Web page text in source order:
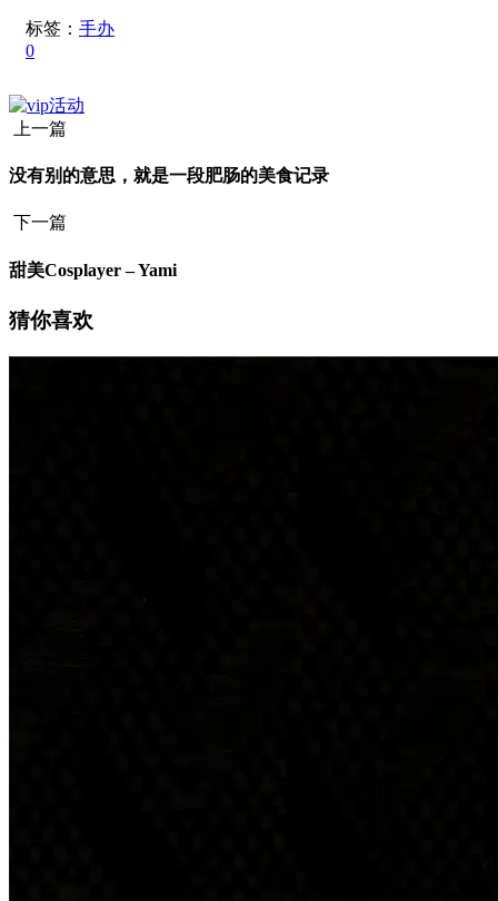
标签： 手办
0
上一篇
没有别的意思，就是一段肥肠的美食记录
下一篇
甜美Cosplayer – Yami
猜你喜欢